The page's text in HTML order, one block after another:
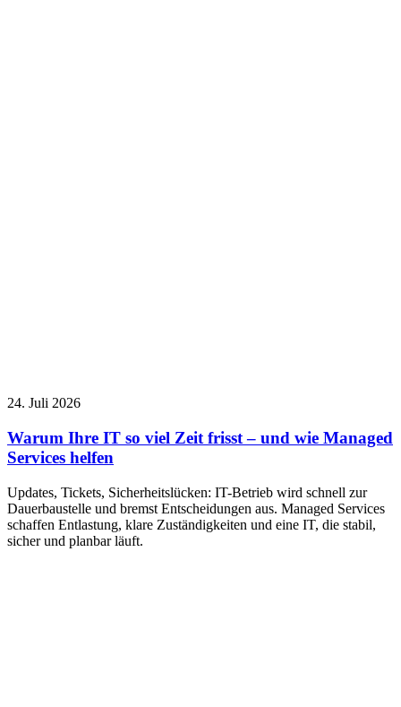
24. Juli 2026
Warum Ihre IT so viel Zeit frisst – und wie Managed
Services helfen
Updates, Tickets, Sicherheitslücken: IT-Betrieb wird schnell zur
Dauerbaustelle und bremst Entscheidungen aus. Managed Services
schaffen Entlastung, klare Zuständigkeiten und eine IT, die stabil,
sicher und planbar läuft.